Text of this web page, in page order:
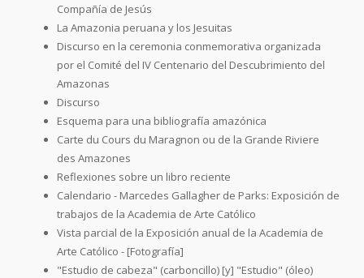
Compañía de Jesús
La Amazonia peruana y los Jesuitas
Discurso en la ceremonia conmemorativa organizada
por el Comité del IV Centenario del Descubrimiento del
Amazonas
Discurso
Esquema para una bibliografía amazónica
Carte du Cours du Maragnon ou de la Grande Riviere
des Amazones
Reflexiones sobre un libro reciente
Calendario - Marcedes Gallagher de Parks: Exposición de
trabajos de la Academia de Arte Católico
Vista parcial de la Exposición anual de la Academia de
Arte Católico - [Fotografía]
"Estudio de cabeza" (carboncillo) [y] "Estudio" (óleo)